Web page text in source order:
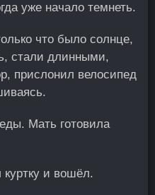
уже начало темнеть.
что было солнце,
стали длинными,
прислонил велосипед
Мать готовила
и вошёл.